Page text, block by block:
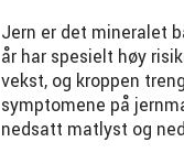
Jern er det mineralet
år har spesielt høy
vekst, og kroppen
symptomene på
nedsatt matlyst og